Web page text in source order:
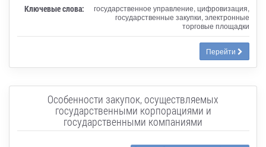
Ключевые слова:
государственное управление, цифровизация,
государственные закупки, электронные
торговые площадки
Перейти
Особенности закупок, осуществляемых
государственными корпорациями и
государственными компаниями